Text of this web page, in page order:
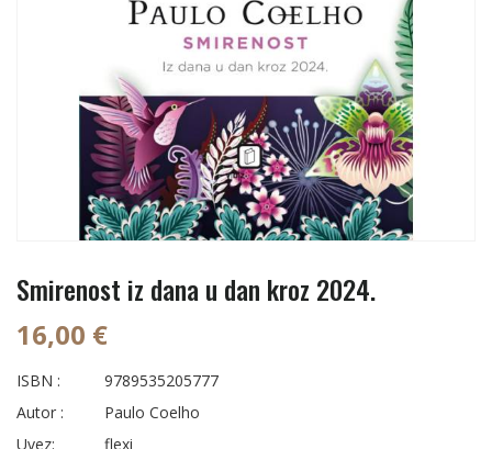
Smirenost iz dana u dan kroz 2024.
16,00 €
ISBN :
9789535205777
Autor :
Paulo Coelho
Uvez:
flexi